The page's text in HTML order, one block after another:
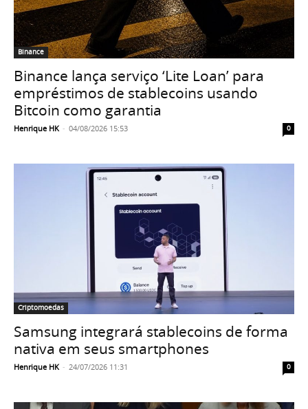
Binance
Binance lança serviço ‘Lite Loan’ para
empréstimos de stablecoins usando
Bitcoin como garantia
Henrique HK - 04/08/2026 15:53 0
Criptomoedas
Samsung integrará stablecoins de forma
nativa em seus smartphones
Henrique HK - 24/07/2026 11:31 0